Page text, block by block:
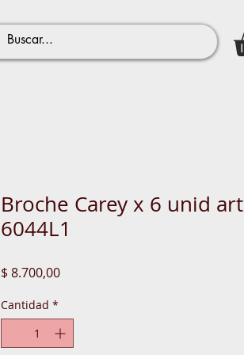
Broche Carey x 6 unid art
6044L1
$ 8.700,00Precio
Cantidad *